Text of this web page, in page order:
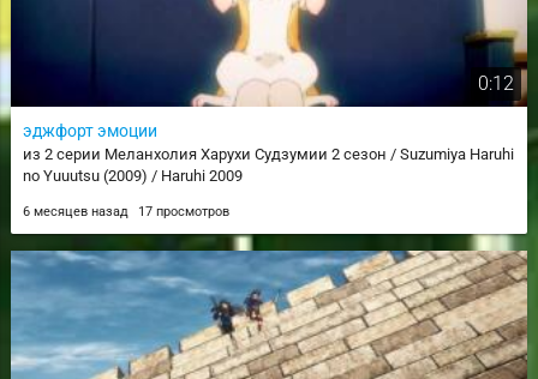
0:12
эджфорт эмоции
из 2 серии Меланхолия Харухи Судзумии 2 сезон / Suzumiya Haruhi
no Yuuutsu (2009) / Haruhi 2009
6 месяцев назад 17 просмотров